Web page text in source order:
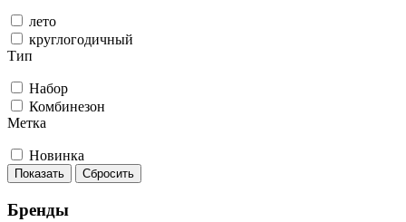
лето
круглогодичный
Тип
Набор
Комбинезон
Метка
Новинка
Показать Сбросить
Бренды